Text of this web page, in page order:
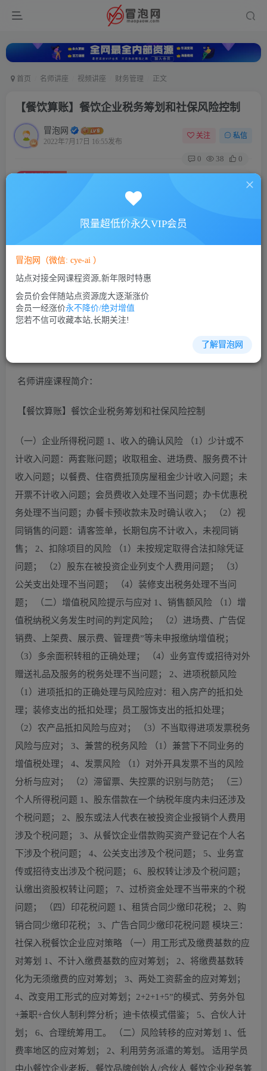
首页 名师讲座 视频讲座 财务管理 正文
【餐饮算账】餐饮企业税务筹划和社保风险控制
冒泡网
2022年7月17日 16:55发布
关注 私信
0 38 0
【餐饮算账】餐饮企业税务筹划和社保风险控制
此内容为付费资源，请付费后查看
5
VIP会员 免费
立即购买
您当前未登录！建议登陆后购买，可保存购买订单
名师讲座课程简介：
【餐饮算账】餐饮企业税务筹划和社保风险控制
（一）企业所得税问题 1、收入的确认风险 （1）少计或不
计收入问题：两套账问题；收取租金、进场费、服务费不计
收入问题；以餐费、住宿费抵顶房屋租金少计收入问题；未
开票不计收入问题；会员费收入处理不当问题；办卡优惠税
务处理不当问题；办餐卡预收款未及时确认收入； （2）视
同销售的问题：请客签单，长期包房不计收入，未视同销
售； 2、扣除项目的风险 （1）未按规定取得合法扣除凭证
问题； （2）股东在被投资企业列支个人费用问题； （3）
公关支出处理不当问题； （4）装修支出税务处理不当问
题； （二）增值税风险提示与应对 1、销售额风险 （1）增
值税纳税义务发生时间的判定风险； （2）进场费、广告促
销费、上架费、展示费、管理费”等未申报缴纳增值税；
（3）多余面积转租的正确处理； （4）业务宣传或招待对外
赠送礼品及服务的税务处理不当问题； 2、进项税额风险
（1）进项抵扣的正确处理与风险应对：租入房产的抵扣处
理；装修支出的抵扣处理；员工服饰支出的抵扣处理；
（2）农产品抵扣风险与应对； （3）不当取得进项发票税务
风险与应对； 3、兼营的税务风险 （1）兼营下不同业务的
增值税处理； 4、发票风险 （1）对外开具发票不当的风险
分析与应对； （2）滞留票、失控票的识别与防范； （三）
个人所得税问题 1、股东借款在一个纳税年度内未归还涉及
个税问题； 2、股东或法人代表在被投资企业报销个人费用
涉及个税问题； 3、从餐饮企业借款购买资产登记在个人名
下涉及个税问题； 4、公关支出涉及个税问题； 5、业务宣
传或招待支出涉及个税问题； 6、股权转让涉及个税问题；
认缴出资股权转让问题； 7、过桥资金处理不当带来的个税
问题； （四）印花税问题 1、租赁合同少缴印花税； 2、购
销合同少缴印花税； 3、广告合同少缴印花税问题 模块三：
社保入税餐饮企业应对策略 （一）用工形式及缴费基数的应
对筹划 1、不计入缴费基数的应对筹划； 2、将缴费基数转
化为无须缴费的应对筹划； 3、两处工资薪金的应对筹划；
4、改变用工形式的应对筹划；2+2+1+5”的模式、劳务外包
+兼职+合伙人制利弊分析；迪卡侬模式借鉴； 5、合伙人计
划； 6、合理统筹用工。 （二）风险转移的应对筹划 1、低
费率地区的应对筹划； 2、利用劳务派遣的筹划。 适用学员
中小餐饮企业老板、餐饮品牌创始人/合伙人 餐饮企业税务筹
限量超低价永久VIP会员
冒泡网（微信: cye-ai ）
站点对接全网课程资源,新年限时特惠
会员价会伴随站点资源庞大逐渐涨价
会员一经涨价永不降价/绝对增值
您若不信可收藏本站,长期关注!
了解冒泡网